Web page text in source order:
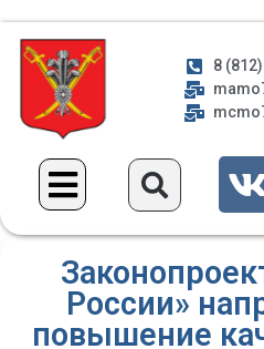
8
России»
повышение